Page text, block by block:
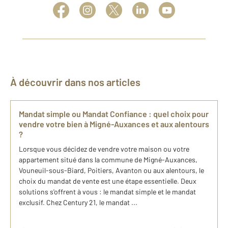
À découvrir dans nos articles
Mandat simple ou Mandat Confiance : quel choix pour
vendre votre bien à Migné-Auxances et aux alentours
?
Lorsque vous décidez de vendre votre maison ou votre
appartement situé dans la commune de Migné-Auxances,
Vouneuil-sous-Biard, Poitiers, Avanton ou aux alentours, le
choix du mandat de vente est une étape essentielle. Deux
solutions s'offrent à vous : le mandat simple et le mandat
exclusif. Chez Century 21, le mandat ...